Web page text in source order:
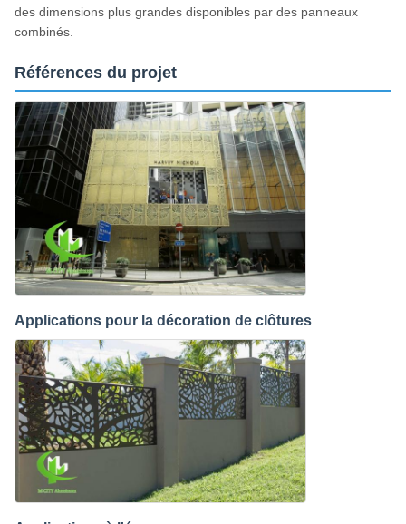
des dimensions plus grandes disponibles par des panneaux
combinés.
Références du projet
Applications pour la décoration de clôtures